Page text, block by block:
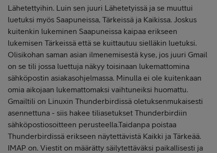
Lähetettyihin. Luin sen juuri Lähetetyissä ja se muuttui
luetuksi myös Saapuneissa, Tärkeissä ja Kaikissa. Joskus
kuitenkin lukeminen Saapuneissa kaipaa erikseen
lukemisen Tärkeissä että se kuittautuu sielläkin luetuksi.
Olisikohan saman asian ilmenemisestä kyse, jos juuri Gmail
on se tili jossa luettuja näkyy toisinaan lukemattomina
sähköpostin asiakasohjelmassa. Minulla ei ole kuitenkaan
omia aikojaan lukemattomaksi vaihtuneiksi huomattu.
Gmailtili on Linuxin Thunderbirdissä oletuksenmukaisesti
asennettuna - siis hakee tiliasetukset Thunderbirdiin
sähköpostiosoitteen perusteella.Taidanpa poistaa
Thunderbirdissä erikseen näytettävistä Kaikki ja Tärkeää.
IMAP on. Viestit on määrätty säilytettäväksi paikallisesti ja